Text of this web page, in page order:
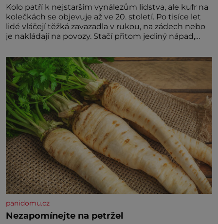
Kolo patří k nejstarším vynálezům lidstva, ale kufr na
kolečkách se objevuje až ve 20. století. Po tisíce let
lidé vláčejí těžká zavazadla v rukou, na zádech nebo
je nakládají na povozy. Stačí přitom jediný nápad,
dlouho nedostane. Až jednou se na letišti ozve věta,
která změní
panidomu.cz
Nezapomínejte na petržel